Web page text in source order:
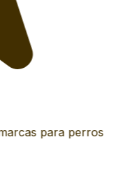
para perros